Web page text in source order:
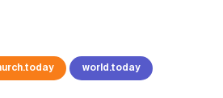
world.today